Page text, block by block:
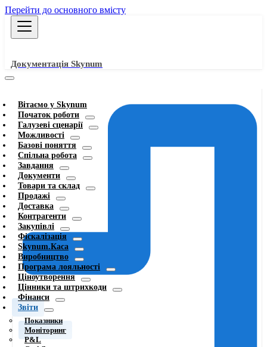
Перейти до основного вмісту
Документація Skynum
Вітаємо у Skynum
Початок роботи
Галузеві сценарії
Можливості
Базові поняття
Спільна робота
Завдання
Документи
Товари та склад
Продажі
Доставка
Контрагенти
Закупівлі
Фіскалізація
Skynum.Каса
Виробництво
Програма лояльності
Ціноутворення
Цінники та штрихкоди
Фінанси
Звіти
Показники
Моніторинг
P&L